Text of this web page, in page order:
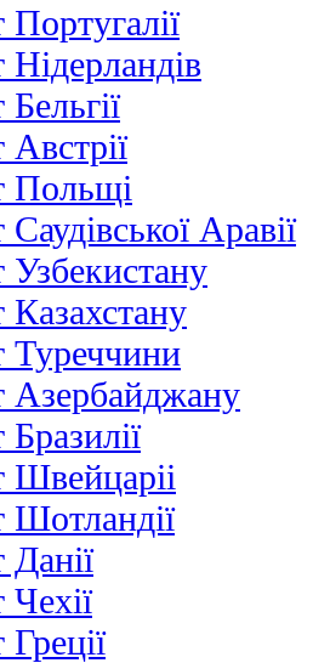
Нідерландiв
Польщі
Аравії
Узбекистану
Казахстану
Туреччини
Азербайджану
Швейцаріі
Шотландії